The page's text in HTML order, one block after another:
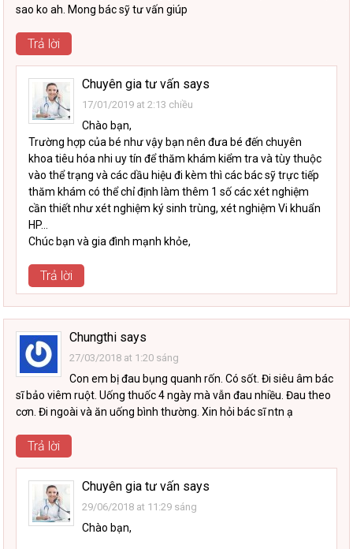
sao ko ah. Mong bác sỹ tư vấn giúp
Trả lời
Chuyên gia tư vấn says
17/01/2019 at 2:13 chiều
Chào bạn,
Trường hợp của bé như vậy bạn nên đưa bé đến chuyên
khoa tiêu hóa nhi uy tín để thăm khám kiểm tra và tùy thuộc
vào thể trạng và các dầu hiệu đi kèm thì các bác sỹ trực tiếp
thăm khám có thể chỉ định làm thêm 1 số các xét nghiệm
cần thiết như xét nghiệm ký sinh trùng, xét nghiệm Vi khuẩn
HP…
Chúc bạn và gia đình mạnh khỏe,
Trả lời
Chungthi says
27/03/2018 at 1:20 sáng
Con em bị đau bụng quanh rốn. Có sốt. Đi siêu âm bác
sĩ bảo viêm ruột. Uống thuốc 4 ngày mà vẫn đau nhiều. Đau theo
cơn. Đi ngoài và ăn uống bình thường. Xin hỏi bác sĩ ntn ạ
Trả lời
Chuyên gia tư vấn says
29/06/2018 at 11:29 sáng
Chào bạn,